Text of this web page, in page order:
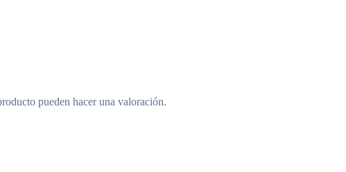
pueden hacer una valoración.